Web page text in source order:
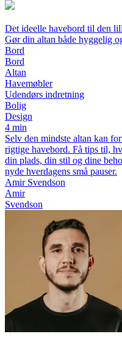
Det ideelle havebord til den
Gør din altan både hyggelig
Bord
Bord
Altan
Havemøbler
Udendørs indretning
Bolig
Design
4 min
Selv den mindste altan kan
rigtige havebord. Få tips til,
din plads, din stil og dine
nyde hverdagens små pauser.
Amir Svendson
Amir
Svendson